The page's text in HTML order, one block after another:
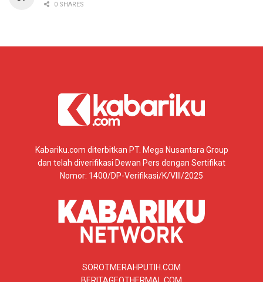
0 SHARES
Kabariku.com diterbitkan PT. Mega Nusantara Group
dan telah diverifikasi Dewan Pers dengan Sertifikat
Nomor: 1400/DP-Verifikasi/K/VIII/2025
SOROTMERAHPUTIH.COM